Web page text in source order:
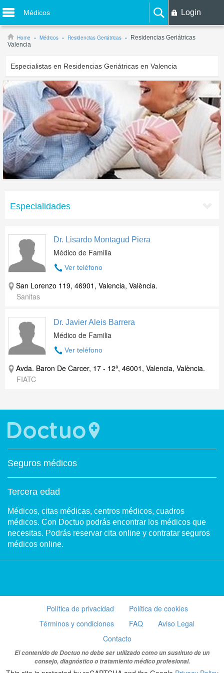
Médicos Login
Home Médicos Residencias Geriátricas
Residencias Geriátricas
Valencia
Especialistas en Residencias Geriátricas en Valencia
Especialidades
Dr. Lisardo Montagud Piera
Médico de Familia
Ver teléfono
San Lorenzo 119, 46901, Valencia, València.
Sanitas
Dr. Javier Aleis Barrera
Médico de Familia
Ver teléfono
Avda. Baron De Carcer, 17 - 12ª, 46001, Valencia, València.
FIATC
Seguros médicos
Tercera edad
Médicos, citas médicas, centros médicos, cuadros
médicos. Con Doctuo podrás encontrar los médicos que
necesitas. Podrás reservar cita online y contratar seguros
médicos online.
Política de privacidad
Política de cookies
Términos y condiciones
FAQ
Aviso Legal
Contacto
El contenido de Doctuo no debe ser utilizado como un sustituto de un
consejo, diagnóstico o tratamiento médico profesional.